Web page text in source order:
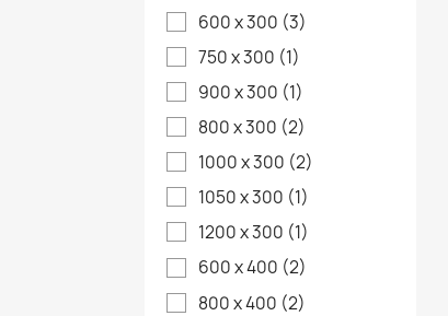
600 x 300 (3)
750 x 300 (1)
900 x 300 (1)
800 x 300 (2)
1000 x 300 (2)
1050 x 300 (1)
1200 x 300 (1)
600 x 400 (2)
800 x 400 (2)